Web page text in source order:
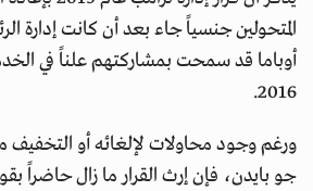
المتحولين جنسياً جاء بعد أن كانت إدارة
أوباما قد سمحت بمشاركتهم علناً في
2016.
ورغم وجود محاولات لإلغائه أو التخفيف
جو بايدن، فإن إرث القرار ما زال حاضراً